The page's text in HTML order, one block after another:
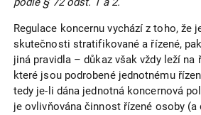
Regulace koncernu vychází z toho, že
skutečnosti stratifikované a řízené,
jiná pravidla – důkaz však vždy leží na
které jsou podrobené jednotnému
tedy je-li dána jednotná koncernová
je ovlivňována činnost řízené osoby